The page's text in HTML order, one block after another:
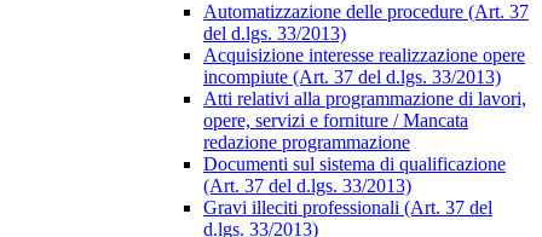
Automatizzazione delle procedure (Art. 37
del d.lgs. 33/2013)
Acquisizione interesse realizzazione opere
incompiute (Art. 37 del d.lgs. 33/2013)
Atti relativi alla programmazione di lavori,
opere, servizi e forniture / Mancata
redazione programmazione
Documenti sul sistema di qualificazione
(Art. 37 del d.lgs. 33/2013)
Gravi illeciti professionali (Art. 37 del
d.lgs. 33/2013)